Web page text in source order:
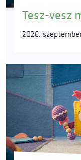
Tesz-vesz
2026.